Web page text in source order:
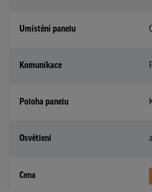
Umístění panelu
Komunikace
Poloha panelu
Osvětlení
Cena